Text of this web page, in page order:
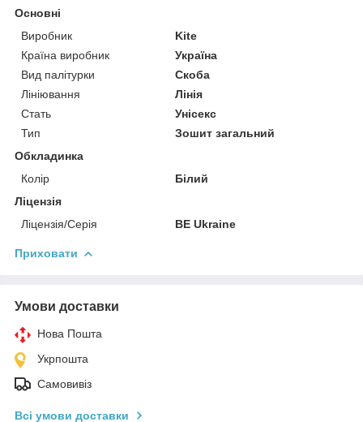
Основні
Виробник
Kite
Країна виробник
Україна
Вид палітурки
Скоба
Лініювання
Лінія
Стать
Унісекс
Тип
Зошит загальний
Обкладинка
Колір
Білий
Ліцензія
Ліцензія/Серія
BE Ukraine
Приховати
Умови доставки
Нова Пошта
Укрпошта
Самовивіз
Всі умови доставки